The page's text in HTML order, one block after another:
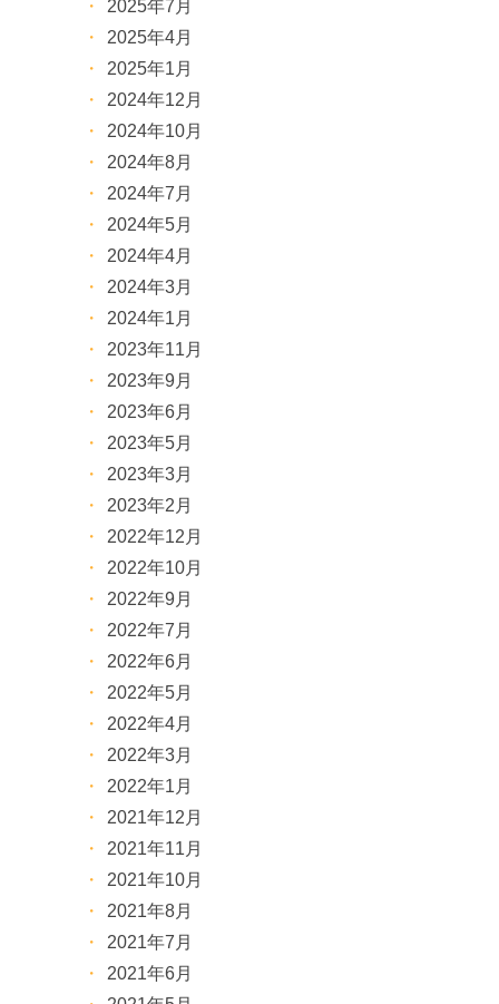
2025年7月
2025年4月
2025年1月
2024年12月
2024年10月
2024年8月
2024年7月
2024年5月
2024年4月
2024年3月
2024年1月
2023年11月
2023年9月
2023年6月
2023年5月
2023年3月
2023年2月
2022年12月
2022年10月
2022年9月
2022年7月
2022年6月
2022年5月
2022年4月
2022年3月
2022年1月
2021年12月
2021年11月
2021年10月
2021年8月
2021年7月
2021年6月